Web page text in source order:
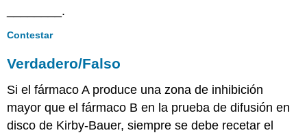
________.
Contestar
Verdadero/Falso
Si el fármaco A produce una zona de inhibición
mayor que el fármaco B en la prueba de difusión en
disco de Kirby-Bauer, siempre se debe recetar el